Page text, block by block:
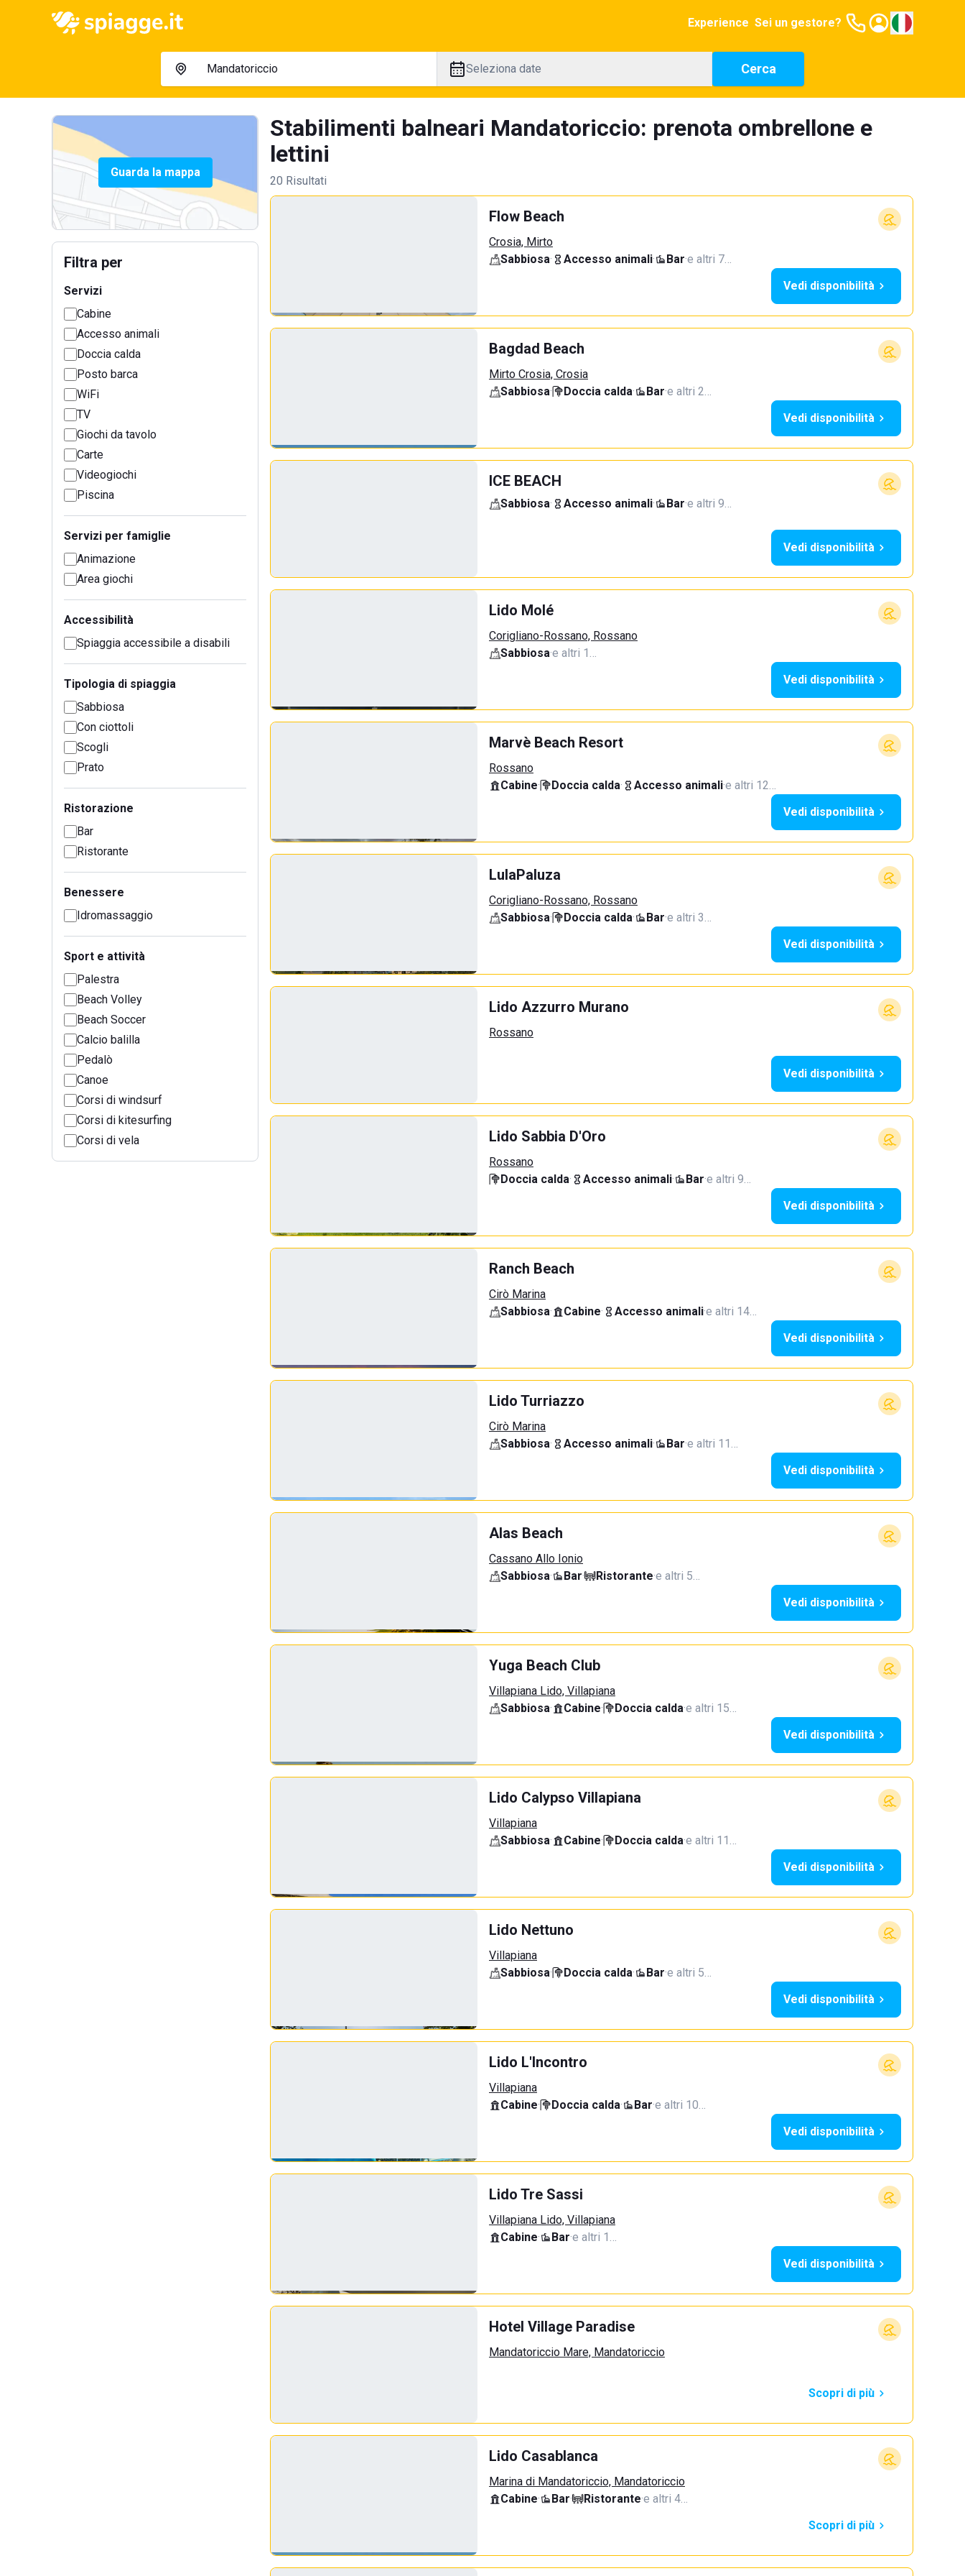
Experience Sei un gestore?
Seleziona date Cerca
Guarda la mappa
Filtra per
Servizi
Cabine
Accesso animali
Doccia calda
Posto barca
WiFi
TV
Giochi da tavolo
Carte
Videogiochi
Piscina
Servizi per famiglie
Animazione
Area giochi
Accessibilità
Spiaggia accessibile a disabili
Tipologia di spiaggia
Sabbiosa
Con ciottoli
Scogli
Prato
Ristorazione
Bar
Ristorante
Benessere
Idromassaggio
Sport e attività
Palestra
Beach Volley
Beach Soccer
Calcio balilla
Pedalò
Canoe
Corsi di windsurf
Corsi di kitesurfing
Corsi di vela
Stabilimenti balneari Mandatoriccio: prenota ombrellone e
lettini
20 Risultati
Flow Beach
Crosia, Mirto
Sabbiosa· Accesso animali· Bar·e altri 7…
Vedi disponibilità
Bagdad Beach
Mirto Crosia, Crosia
Sabbiosa· Doccia calda· Bar·e altri 2…
Vedi disponibilità
ICE BEACH
Sabbiosa· Accesso animali· Bar·e altri 9…
Vedi disponibilità
Lido Molé
Corigliano-Rossano, Rossano
Sabbiosa·e altri 1…
Vedi disponibilità
Marvè Beach Resort
Rossano
Cabine· Doccia calda· Accesso animali·e altri 12…
Vedi disponibilità
LulaPaluza
Corigliano-Rossano, Rossano
Sabbiosa· Doccia calda· Bar·e altri 3…
Vedi disponibilità
Lido Azzurro Murano
Rossano
Vedi disponibilità
Lido Sabbia D'Oro
Rossano
Doccia calda· Accesso animali· Bar·e altri 9…
Vedi disponibilità
Ranch Beach
Cirò Marina
Sabbiosa· Cabine· Accesso animali·e altri 14…
Vedi disponibilità
Lido Turriazzo
Cirò Marina
Sabbiosa· Accesso animali· Bar·e altri 11…
Vedi disponibilità
Alas Beach
Cassano Allo Ionio
Sabbiosa· Bar· Ristorante·e altri 5…
Vedi disponibilità
Yuga Beach Club
Villapiana Lido, Villapiana
Sabbiosa· Cabine· Doccia calda·e altri 15…
Vedi disponibilità
Lido Calypso Villapiana
Villapiana
Sabbiosa· Cabine· Doccia calda·e altri 11…
Vedi disponibilità
Lido Nettuno
Villapiana
Sabbiosa· Doccia calda· Bar·e altri 5…
Vedi disponibilità
Lido L'Incontro
Villapiana
Cabine· Doccia calda· Bar·e altri 10…
Vedi disponibilità
Lido Tre Sassi
Villapiana Lido, Villapiana
Cabine· Bar·e altri 1…
Vedi disponibilità
Hotel Village Paradise
Mandatoriccio Mare, Mandatoriccio
Scopri di più
Lido Casablanca
Marina di Mandatoriccio, Mandatoriccio
Cabine· Bar· Ristorante·e altri 4…
Scopri di più